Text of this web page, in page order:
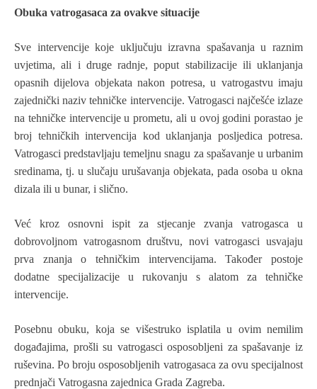
Obuka vatrogasaca za ovakve situacije
Sve intervencije koje uključuju izravna spašavanja u raznim
uvjetima, ali i druge radnje, poput stabilizacije ili uklanjanja
opasnih dijelova objekata nakon potresa, u vatrogastvu imaju
zajednički naziv tehničke intervencije. Vatrogasci najčešće izlaze
na tehničke intervencije u prometu, ali u ovoj godini porastao je
broj tehničkih intervencija kod uklanjanja posljedica potresa.
Vatrogasci predstavljaju temeljnu snagu za spašavanje u urbanim
sredinama, tj. u slučaju urušavanja objekata, pada osoba u okna
dizala ili u bunar, i slično.
Već kroz osnovni ispit za stjecanje zvanja vatrogasca u
dobrovoljnom vatrogasnom društvu, novi vatrogasci usvajaju
prva znanja o tehničkim intervencijama. Također postoje
dodatne specijalizacije u rukovanju s alatom za tehničke
intervencije.
Posebnu obuku, koja se višestruko isplatila u ovim nemilim
događajima, prošli su vatrogasci osposobljeni za spašavanje iz
ruševina. Po broju osposobljenih vatrogasaca za ovu specijalnost
prednjači Vatrogasna zajednica Grada Zagreba.